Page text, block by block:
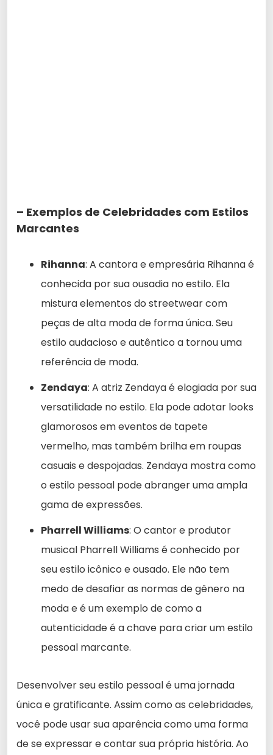
– Exemplos de Celebridades com Estilos
Marcantes
Rihanna: A cantora e empresária Rihanna é
conhecida por sua ousadia no estilo. Ela
mistura elementos do streetwear com
peças de alta moda de forma única. Seu
estilo audacioso e autêntico a tornou uma
referência de moda.
Zendaya: A atriz Zendaya é elogiada por sua
versatilidade no estilo. Ela pode adotar looks
glamorosos em eventos de tapete
vermelho, mas também brilha em roupas
casuais e despojadas. Zendaya mostra como
o estilo pessoal pode abranger uma ampla
gama de expressões.
Pharrell Williams: O cantor e produtor
musical Pharrell Williams é conhecido por
seu estilo icônico e ousado. Ele não tem
medo de desafiar as normas de gênero na
moda e é um exemplo de como a
autenticidade é a chave para criar um estilo
pessoal marcante.
Desenvolver seu estilo pessoal é uma jornada
única e gratificante. Assim como as celebridades,
você pode usar sua aparência como uma forma
de se expressar e contar sua própria história. Ao